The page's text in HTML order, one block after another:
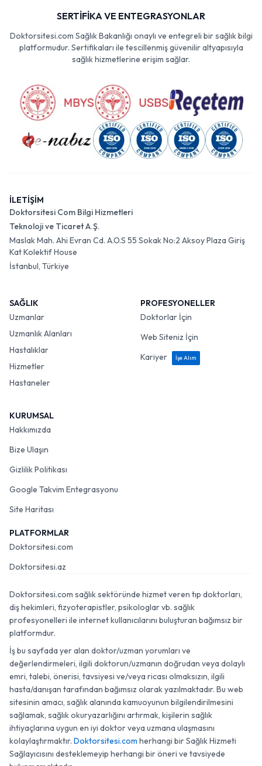
SERTİFİKA VE ENTEGRASYONLAR
Doktorsitesi.com Sağlık Bakanlığı onaylı ve entegreli bir sağlık bilgi
platformudur. Sertifikaları ile tescillenmiş güvenilir altyapısıyla
sağlık hizmetlerine erişim sağlar.
İLETİŞİM
Doktorsitesi Com Bilgi Hizmetleri
Teknoloji ve Ticaret A.Ş.
Maslak Mah. Ahi Evran Cd. A.O.S 55 Sokak No:2 Aksoy Plaza Giriş
Kat Kolektif House
İstanbul, Türkiye
SAĞLIK
Uzmanlar
Uzmanlık Alanları
Hastalıklar
Hizmetler
Hastaneler
PROFESYONELLER
Doktorlar İçin
Web Siteniz İçin
Kariyer
İşe Alım
KURUMSAL
Hakkımızda
Bize Ulaşın
Gizlilik Politikası
Google Takvim Entegrasyonu
Site Haritası
PLATFORMLAR
Doktorsitesi.com
Doktorsitesi.az
Doktorsitesi.com sağlık sektöründe hizmet veren tıp doktorları,
diş hekimleri, fizyoterapistler, psikologlar vb. sağlık
profesyonelleri ile internet kullanıcılarını buluşturan bağımsız bir
platformdur.
İş bu sayfada yer alan doktor/uzman yorumları ve
değerlendirmeleri, ilgili doktorun/uzmanın doğrudan veya dolaylı
emri, talebi, önerisi, tavsiyesi ve/veya ricası olmaksızın, ilgili
hasta/danışan tarafından bağımsız olarak yazılmaktadır. Bu web
sitesinin amacı, sağlık alanında kamuoyunun bilgilendirilmesini
sağlamak, sağlık okuryazarlığını artırmak, kişilerin sağlık
ihtiyaçlarına uygun en iyi doktor veya uzmana ulaşmasını
kolaylaştırmaktır. Doktorsitesi.com herhangi bir Sağlık Hizmeti
Sağlayıcısını desteklemeyip herhangi bir öneri ve tavsiyede